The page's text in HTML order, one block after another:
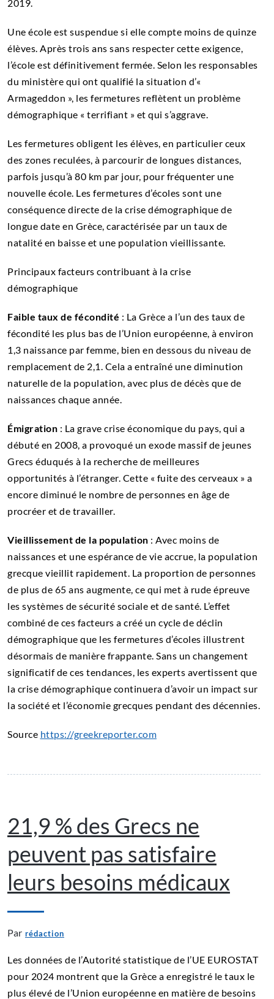
2019.
Une école est suspendue si elle compte moins de quinze
élèves. Après trois ans sans respecter cette exigence,
l’école est définitivement fermée. Selon les responsables
du ministère qui ont qualifié la situation d’«
Armageddon », les fermetures reflètent un problème
démographique « terrifiant » et qui s’aggrave.
Les fermetures obligent les élèves, en particulier ceux
des zones reculées, à parcourir de longues distances,
parfois jusqu’à 80 km par jour, pour fréquenter une
nouvelle école. Les fermetures d’écoles sont une
conséquence directe de la crise démographique de
longue date en Grèce, caractérisée par un taux de
natalité en baisse et une population vieillissante.
Principaux facteurs contribuant à la crise
démographique
Faible taux de fécondité : La Grèce a l’un des taux de
fécondité les plus bas de l’Union européenne, à environ
1,3 naissance par femme, bien en dessous du niveau de
remplacement de 2,1. Cela a entraîné une diminution
naturelle de la population, avec plus de décès que de
naissances chaque année.
Émigration : La grave crise économique du pays, qui a
débuté en 2008, a provoqué un exode massif de jeunes
Grecs éduqués à la recherche de meilleures
opportunités à l’étranger. Cette « fuite des cerveaux » a
encore diminué le nombre de personnes en âge de
procréer et de travailler.
Vieillissement de la population : Avec moins de
naissances et une espérance de vie accrue, la population
grecque vieillit rapidement. La proportion de personnes
de plus de 65 ans augmente, ce qui met à rude épreuve
les systèmes de sécurité sociale et de santé. L’effet
combiné de ces facteurs a créé un cycle de déclin
démographique que les fermetures d’écoles illustrent
désormais de manière frappante. Sans un changement
significatif de ces tendances, les experts avertissent que
la crise démographique continuera d’avoir un impact sur
la société et l’économie grecques pendant des décennies.
Source https://greekreporter.com
21,9 % des Grecs ne
peuvent pas satisfaire
leurs besoins médicaux
Par rédaction
Les données de l’Autorité statistique de l’UE EUROSTAT
pour 2024 montrent que la Grèce a enregistré le taux le
plus élevé de l’Union européenne en matière de besoins